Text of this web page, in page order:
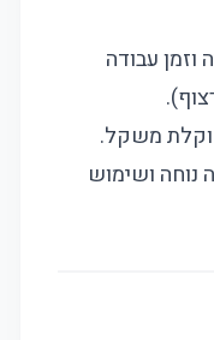
וזמן עבודה
וקלת משקל.
ושימוש